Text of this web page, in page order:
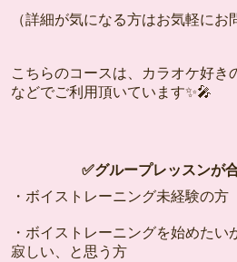
（詳細が気になる方はお気軽にお
こちらのコースは、カラオケ好き
などでご利用頂いています✨🎤
✅グループレッスンが
・ボイストレーニング未経験の方
・ボイストレーニングを始めたい
寂しい、と思う方